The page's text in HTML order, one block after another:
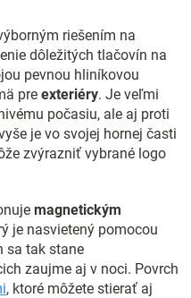
riešením na
dôležitých tlačovín na
pevnou hliníkovou
pre exteriéry. Je veľmi
počasiu, ale aj proti
je vo svojej hornej časti
zvýrazniť vybrané logo
magnetickým
je nasvietený pomocou
sa tak stane
zaujme aj v noci. Povrch
, ktoré môžete stierať aj